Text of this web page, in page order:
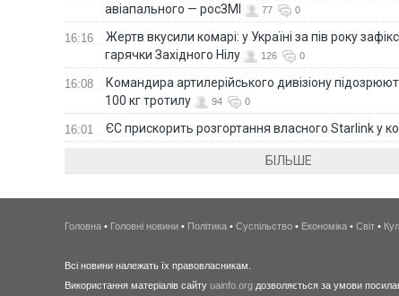
авіапального — росЗМІ
77 0
16:16
Жертв вкусили комарі: у Україні за пів року
гарячки Західного Нілу
126 0
16:08
Командира артилерійського дивізіону
100 кг тротилу
94 0
16:01 ЄС прискорить розгортання власного Starlink у
БІЛЬШЕ
Головна • Головні новини • Політика • Суспільство • Економіка • Світ •
Всі новини належать їх правовласникам.
Використання матеріалів сайту uainfo.org дозволяється за умови